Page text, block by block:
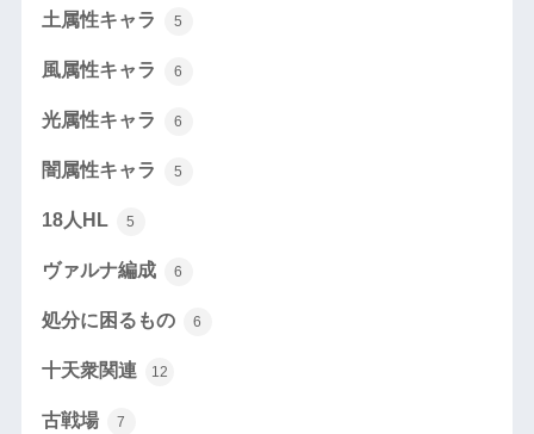
土属性キャラ 5
風属性キャラ 6
光属性キャラ 6
闇属性キャラ 5
18人HL 5
ヴァルナ編成 6
処分に困るもの 6
十天衆関連 12
古戦場 7